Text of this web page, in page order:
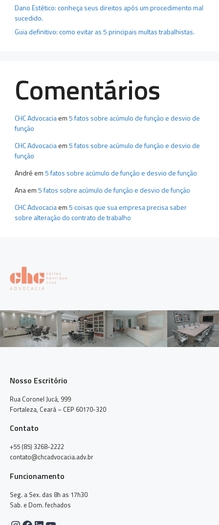
Dano Estético: conheça seus direitos após um procedimento mal
sucedido.
Guia definitivo: como evitar as 5 principais multas trabalhistas.
Comentários
CHC Advocaciaem5 fatos sobre acúmulo de função e desvio de
função
CHC Advocaciaem5 fatos sobre acúmulo de função e desvio de
função
André em5 fatos sobre acúmulo de função e desvio de função
Anaem5 fatos sobre acúmulo de função e desvio de função
CHC Advocaciaem5 coisas que sua empresa precisa saber
sobre alteração do contrato de trabalho
Nosso Escritório
Rua Coronel Jucá, 999
Fortaleza, Ceará – CEP 60170-320
Contato
+55 (85) 3268-2222
contato@chcadvocacia.adv.br
Funcionamento
Seg. a Sex. das 8h as 17h30
Sab. e Dom. fechados